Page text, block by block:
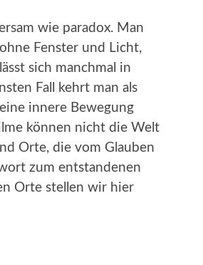
wie paradox. Man
Fenster und Licht,
sich manchmal in
Fall kehrt man als
innere Bewegung
können nicht die Welt
Orte, die vom Glauben
zum entstandenen
Orte stellen wir hier